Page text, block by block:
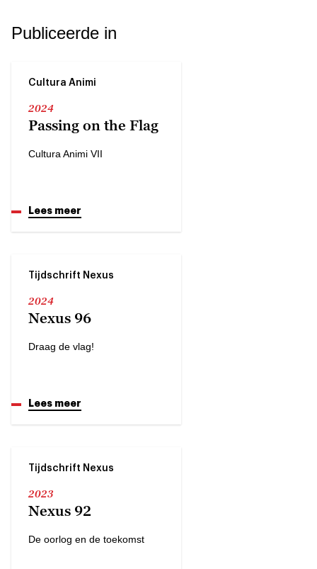
Publiceerde in
Cultura Animi
2024
Passing on the Flag
Cultura Animi VII
Lees meer
Tijdschrift Nexus
2024
Nexus 96
Draag de vlag!
Lees meer
Tijdschrift Nexus
2023
Nexus 92
De oorlog en de toekomst